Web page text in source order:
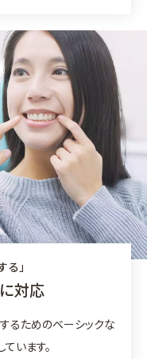
る」
対応
るためのベーシックな
います。